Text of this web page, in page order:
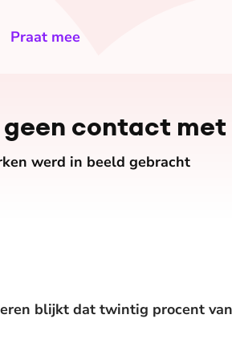
Praat mee
geen contact
werd in beeld gebracht
blijkt dat twintig procent